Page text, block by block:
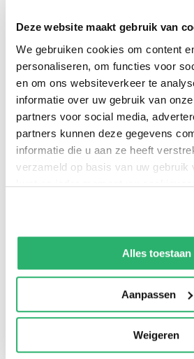
Deze website maakt gebruik van
We gebruiken cookies om content
personaliseren, om functies voor
en om ons websiteverkeer te
informatie over uw gebruik van
partners voor social media,
partners kunnen deze gegevens
informatie die u aan ze heeft
verzameld op basis van uw gebruik
kunt op ieder moment uw
We werken samen met13 derden
kunnen ontvangen en verwerken.
Alles toestaan
Aanpassen
Weigeren
0|0